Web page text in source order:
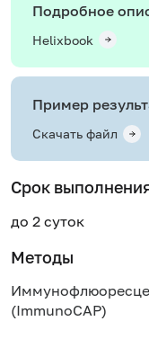
Подробное
Helixbook
Пример
Скачать файл
Срок
до 2 суток
Методы
(ImmunoCAP)